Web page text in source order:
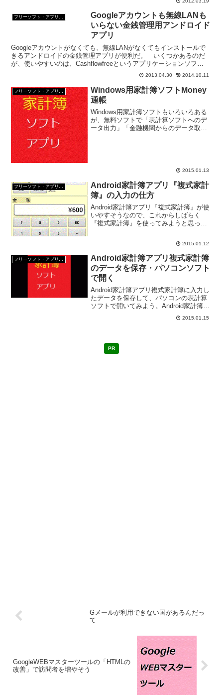
Googleアカウントも無線LANも
いらない金銭管理用アンドロイド
アプリ
Googleアカウントがなくても、無線LANがなくてもインストールで
きるアンドロイドの金銭管理アプリが便利だ。 いくつかあるのだ
が、使いやすいのは、Cashflowfreeというアプリケーションソフ
ト。 豚さんの貯金箱のロゴが目印。 Cas... 2013.04.30 2014.10.11
Windows用家計簿ソフトMoney
通帳
Windows用家計簿ソフトもいろいろある
が、無料ソフトで「表計算ソフトへのデ
ータ出力」「金融機関からのデータ取り
2015.01.13
Android家計簿アプリ『複式家計
簿』の入力の仕方
Android家計簿アプリ『複式家計簿』が使
いやすそうなので、これからしばらく
『複式家計簿』を使ってみようと思って
なのだ。 普通の人が日々Androidスマー
ト...
2015.01.12
フリーソフト・アプリ・Webサービス
Android家計簿アプリ複式家計簿
のデータを保存・パソコンソフト
で開く
Android家計簿アプリ複式家計簿に入力し
たデータを保存して、パソコンの表計算
ソフトで開いてみよう。Android家計簿ア
プリ複式家計簿で保存できるデータ・科
目一覧・入力した金額、メモ、日付など
2015.01.15
PR
Gメールが利用できない国があるんだっ
て
GoogleWEBマスターツールの「HTMLの
改善」で訪問者を増やそう